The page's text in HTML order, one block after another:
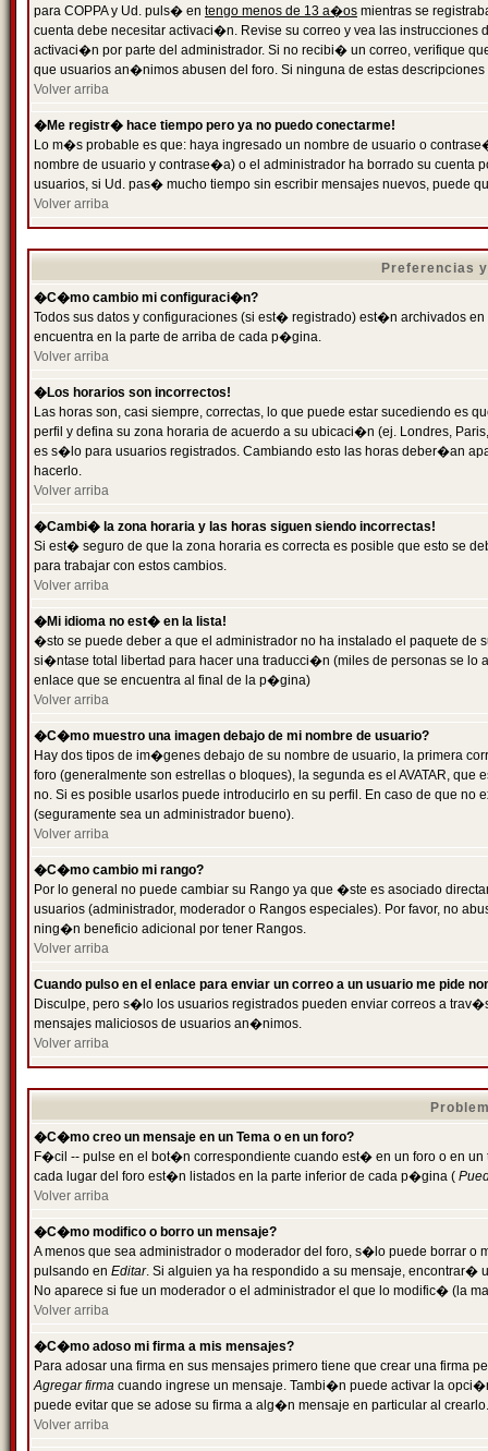
para COPPA y Ud. puls� en tengo menos de 13 a�os mientras se
cuenta debe necesitar activaci�n. Revise su correo y vea las
activaci�n por parte del administrador. Si no recibi� un correo, verifique
que usuarios an�nimos abusen del foro. Si ninguna de estas
Volver arriba
�Me registr� hace tiempo pero ya no puedo conectarme!
Lo m�s probable es que: haya ingresado un nombre de usuario o
nombre de usuario y contrase�a) o el administrador ha borrado su
usuarios, si Ud. pas� mucho tiempo sin escribir mensajes nuevos, puede
Volver arriba
Preferencias
�C�mo cambio mi configuraci�n?
Todos sus datos y configuraciones (si est� registrado) est�n archivados
encuentra en la parte de arriba de cada p�gina.
Volver arriba
�Los horarios son incorrectos!
Las horas son, casi siempre, correctas, lo que puede estar sucediendo es
perfil y defina su zona horaria de acuerdo a su ubicaci�n (ej. Londres,
es s�lo para usuarios registrados. Cambiando esto las horas deber�an
hacerlo.
Volver arriba
�Cambi� la zona horaria y las horas siguen siendo incorrectas!
Si est� seguro de que la zona horaria es correcta es posible que esto se
para trabajar con estos cambios.
Volver arriba
�Mi idioma no est� en la lista!
�sto se puede deber a que el administrador no ha instalado el paquete
si�ntase total libertad para hacer una traducci�n (miles de personas se
enlace que se encuentra al final de la p�gina)
Volver arriba
�C�mo muestro una imagen debajo de mi nombre de usuario?
Hay dos tipos de im�genes debajo de su nombre de usuario, la primera
foro (generalmente son estrellas o bloques), la segunda es el AVATAR,
no. Si es posible usarlos puede introducirlo en su perfil. En caso de que
(seguramente sea un administrador bueno).
Volver arriba
�C�mo cambio mi rango?
Por lo general no puede cambiar su Rango ya que �ste es asociado
usuarios (administrador, moderador o Rangos especiales). Por favor, no
ning�n beneficio adicional por tener Rangos.
Volver arriba
Cuando pulso en el enlace para enviar un correo a un usuario me pide
Disculpe, pero s�lo los usuarios registrados pueden enviar correos a
mensajes maliciosos de usuarios an�nimos.
Volver arriba
�C�mo creo un mensaje en un Tema o en un foro?
F�cil -- pulse en el bot�n correspondiente cuando est� en un foro o en
cada lugar del foro est�n listados en la parte inferior de cada p�gina (
Volver arriba
�C�mo modifico o borro un mensaje?
A menos que sea administrador o moderador del foro, s�lo puede borrar o
pulsando en Editar. Si alguien ya ha respondido a su mensaje, encontrar�
No aparece si fue un moderador o el administrador el que lo modific� (la
Volver arriba
�C�mo adoso mi firma a mis mensajes?
Para adosar una firma en sus mensajes primero tiene que crear una firma
Agregar firma cuando ingrese un mensaje. Tambi�n puede activar la
puede evitar que se adose su firma a alg�n mensaje en particular al crearlo.
Volver arriba